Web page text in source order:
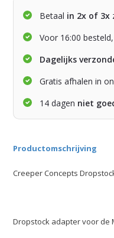
Betaal in 2x of 3x
Voor 16:00 besteld,
Dagelijks
Gratis afhalen in
14 dagen niet
Productomschrijving
Creeper Concepts
Dropstock adapter voor de